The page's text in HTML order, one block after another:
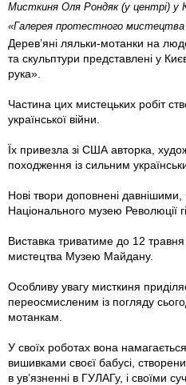
Мисткиня Оля Рондяк (у центрі) у
«Галерея протестного
Дерев’яні ляльки-мотанки на
та скульптури представлені у
рука».
Частина цих мистецьких робіт
української війни.
Їх привезла зі США авторка,
походження із сильним
Нові твори доповнені давнішими,
Національного музею Революції
Виставка триватиме до 12
мистецтва Музею Майдану.
Особливу увагу мисткиня
переосмисленим із погляду
мотанкам.
У своїх роботах вона
вишивками своєї бабусі,
в ув’язненні в ГУЛАГу, і своїми